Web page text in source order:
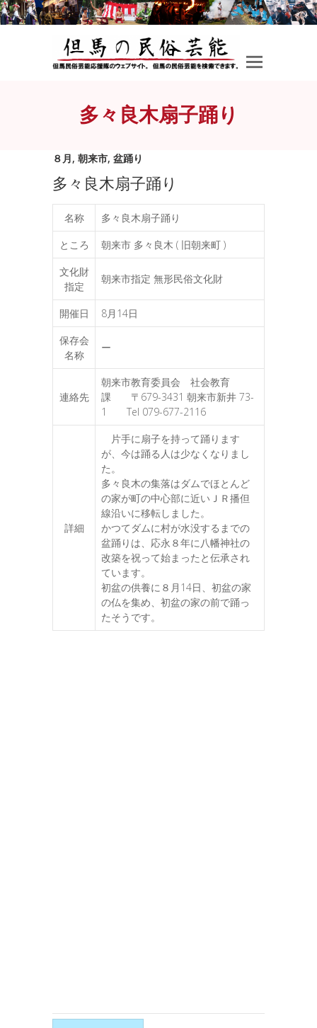
多々良木扇子踊り
８月, 朝来市, 盆踊り
多々良木扇子踊り
名称
多々良木扇子踊り
ところ
朝来市 多々良木 ( 旧朝来町 )
文化財
指定
朝来市指定 無形民俗文化財
開催日
8月14日
保存会
名称
ー
連絡先
朝来市教育委員会 社会教育
課 〒679-3431 朝来市新井 73-
1 Tel 079-677-2116
詳細
片手に扇子を持って踊ります
が、今は踊る人は少なくなりまし
た。
多々良木の集落はダムでほとんど
の家が町の中心部に近いＪＲ播但
線沿いに移転しました。
かつてダムに村が水没するまでの
盆踊りは、応永８年に八幡神社の
改築を祝って始まったと伝承され
ています。
初盆の供養に８月14日、初盆の家
の仏を集め、初盆の家の前で踊っ
たそうです。